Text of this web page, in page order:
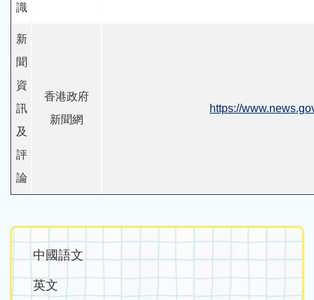
識
新
聞
資
訊
及
評
論
香港政府
新聞網
https://
Main
navigation
中國語文
英文